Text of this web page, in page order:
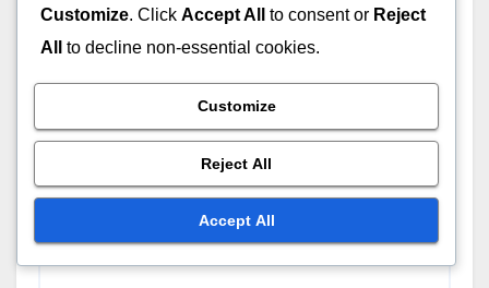
Customize. Click Accept All to consent or Reject
All
to decline non-essential cookies.
Customize
Reject All
Accept All